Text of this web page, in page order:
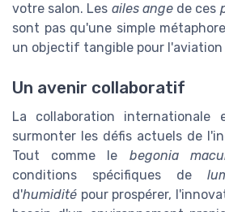
votre salon. Les ailes angede ces
sont pas qu'une simple
un objectif tangible pour l'aviation
Un avenir collaboratif
La collaboration internationale
surmonter les défis actuels de
Tout comme le begonia
conditions spécifiques de
d'humidité pour prospérer,